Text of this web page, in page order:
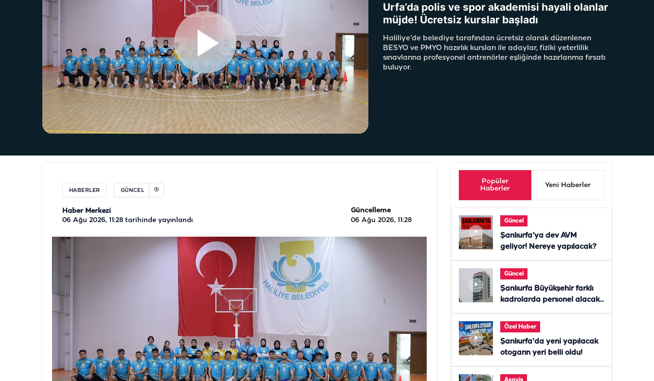
Urfa’da polis ve spor akademisi hayali olanlar
müjde! Ücretsiz kurslar başladı
Haliliye’de belediye tarafından ücretsiz olarak düzenlenen
BESYO ve PMYO hazırlık kursları ile adaylar, fiziki yeterlilik
sınavlarına profesyonel antrenörler eşliğinde hazırlanma fırsatı
buluyor.
HABERLER GÜNCEL
Haber Merkezi
06 Ağu 2026, 11:28 tarihinde yayınlandı
Güncelleme
06 Ağu 2026, 11:28
Popüler
Haberler
Yeni Haberler
Güncel
Şanlıurfa’ya dev AVM
geliyor! Nereye yapılacak?
Güncel
Şanlıurfa Büyükşehir farklı
kadrolarda personel alacak!
Başvurular başladı
Özel Haber
Şanlıurfa'da yeni yapılacak
otogarın yeri belli oldu!